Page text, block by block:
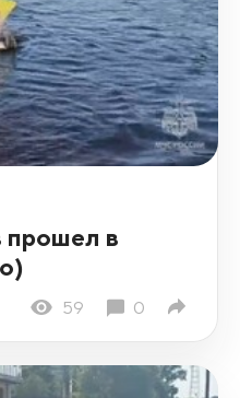
прошел в
59 0